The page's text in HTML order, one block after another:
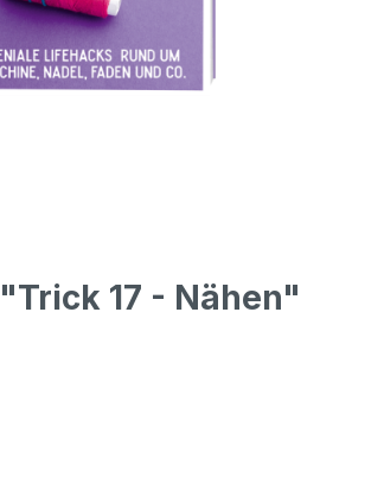
17 - Nähen"